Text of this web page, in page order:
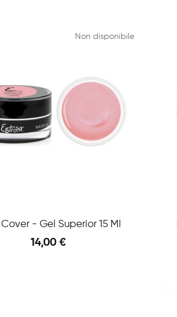
Non disponibile
- Gel Superior 15 Ml
14,00 €